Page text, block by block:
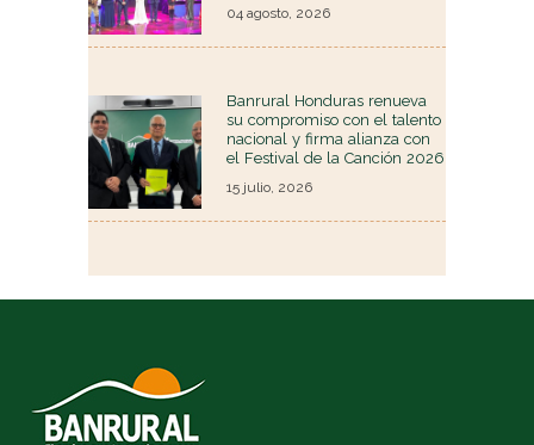
04 agosto, 2026
Banrural Honduras renueva
su compromiso con el talento
nacional y firma alianza con
el Festival de la Canción 2026
15 julio, 2026